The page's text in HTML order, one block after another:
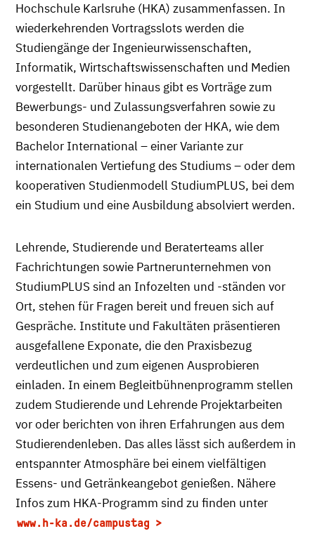
Hochschule Karlsruhe (HKA) zusammenfassen. In
wiederkehrenden Vortragsslots werden die
Studiengänge der Ingenieurwissenschaften,
Informatik, Wirtschaftswissenschaften und Medien
vorgestellt. Darüber hinaus gibt es Vorträge zum
Bewerbungs- und Zulassungsverfahren sowie zu
besonderen Studienangeboten der HKA, wie dem
Bachelor International – einer Variante zur
internationalen Vertiefung des Studiums – oder dem
kooperativen Studienmodell StudiumPLUS, bei dem
ein Studium und eine Ausbildung absolviert werden.
Lehrende, Studierende und Beraterteams aller
Fachrichtungen sowie Partnerunternehmen von
StudiumPLUS sind an Infozelten und -ständen vor
Ort, stehen für Fragen bereit und freuen sich auf
Gespräche. Institute und Fakultäten präsentieren
ausgefallene Exponate, die den Praxisbezug
verdeutlichen und zum eigenen Ausprobieren
einladen. In einem Begleitbühnenprogramm stellen
zudem Studierende und Lehrende Projektarbeiten
vor oder berichten von ihren Erfahrungen aus dem
Studierendenleben. Das alles lässt sich außerdem in
entspannter Atmosphäre bei einem vielfältigen
Essens- und Getränkeangebot genießen. Nähere
Infos zum HKA-Programm sind zu finden unter
www.h-ka.de/campustag